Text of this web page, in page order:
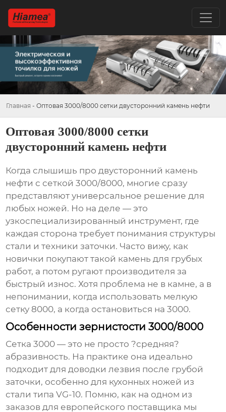
Главная - Оптовая 3000/8000 сетки двусторонний камень нефти
Оптовая 3000/8000 сетки
двусторонний камень нефти
Когда слышишь продвусторонний камень
нефти с сеткой 3000/8000, многие сразу
представляют универсальное решение для
любых ножей. Но на деле — это
узкоспециализированный инструмент, где
каждая сторона требует понимания структуры
стали и техники заточки. Часто вижу, как
новички покупают такой камень для грубых
работ, а потом ругают производителя за
быстрый износ. Хотя проблема не в камне, а в
непонимании, когда использовать мелкую
сетку 8000, а когда остановиться на 3000.
Особенности зернистости 3000/8000
Сетка 3000 — это не просто ?средняя?
абразивность. На практике она идеально
подходит для доводки лезвия после грубой
заточки, особенно для кухонных ножей из
стали типа VG-10. Помню, как на одном из
заказов для европейского поставщика мы